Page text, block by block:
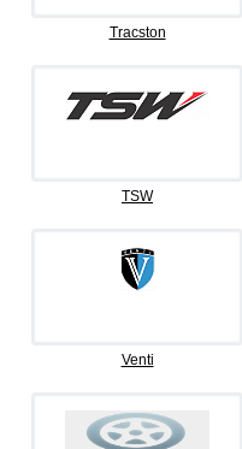
Tracston
TSW
Venti